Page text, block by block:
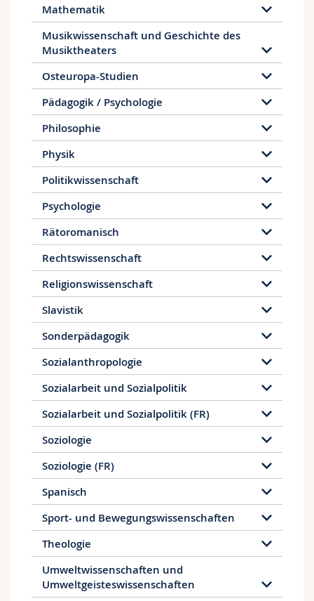
Mathematik
Musikwissenschaft und Geschichte des
Musiktheaters
Osteuropa-Studien
Pädagogik / Psychologie
Philosophie
Physik
Politikwissenschaft
Psychologie
Rätoromanisch
Rechtswissenschaft
Religionswissenschaft
Slavistik
Sonderpädagogik
Sozialanthropologie
Sozialarbeit und Sozialpolitik
Sozialarbeit und Sozialpolitik (FR)
Soziologie
Soziologie (FR)
Spanisch
Sport- und Bewegungswissenschaften
Theologie
Umweltwissenschaften und
Umweltgeisteswissenschaften